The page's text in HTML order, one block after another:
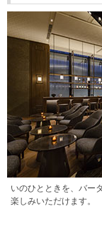
いのひとときを、バー
楽しみいただけます。